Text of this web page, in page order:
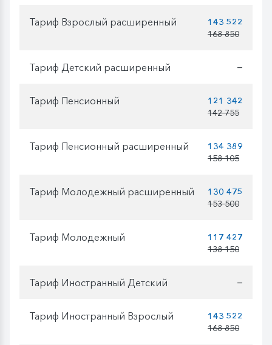
Тариф Взрослый расширенный
143 522
168 850
Тариф Детский расширенный —
Тариф Пенсионный
121 342
142 755
Тариф Пенсионный расширенный
134 389
158 105
Тариф Молодежный расширенный
130 475
153 500
Тариф Молодежный
117 427
138 150
Тариф Иностранный Детский —
Тариф Иностранный Взрослый
143 522
168 850